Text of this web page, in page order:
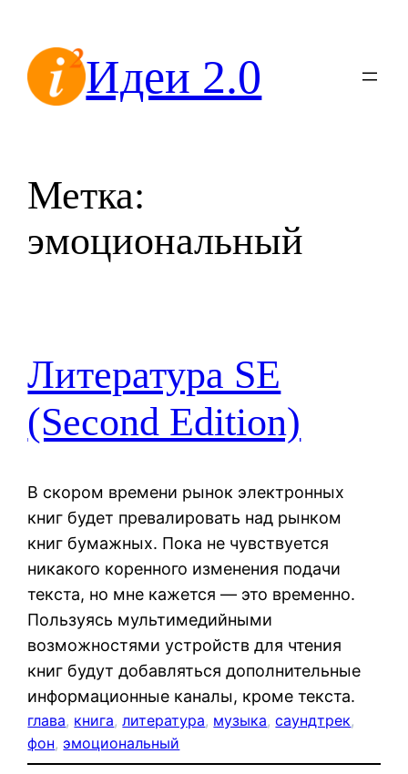
содержимомуИдеи 2.0
Метка:
эмоциональный
Литература SE
(Second Edition)
В скором времени рынок электронных
книг будет превалировать над рынком
книг бумажных. Пока не чувствуется
никакого коренного изменения подачи
текста, но мне кажется — это временно.
Пользуясь мультимедийными
возможностями устройств для чтения
книг будут добавляться дополнительные
информационные каналы, кроме текста.
глава, книга, литература, музыка, саундтрек
фон, эмоциональный